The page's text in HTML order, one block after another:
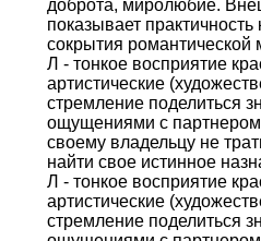
доброта, миролюбие.
показывает
сокрытия романтической
Л - тонкое восприятие
артистические
стремление поделиться
ощущениями с
своему владельцу не
найти свое истинное
Л - тонкое восприятие
артистические
стремление поделиться